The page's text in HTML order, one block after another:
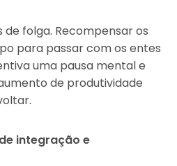
folga. Recompensar os
para passar com os entes
uma pausa mental e
de produtividade
integração e